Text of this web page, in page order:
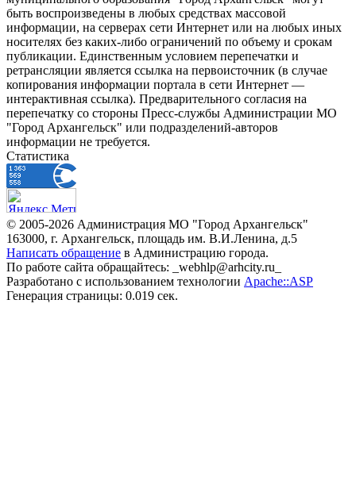
быть воспроизведены в любых средствах массовой
информации, на серверах сети Интернет или на любых иных
носителях без каких-либо ограничений по объему и срокам
публикации. Единственным условием перепечатки и
ретрансляции является ссылка на первоисточник (в случае
копирования информации портала в сети Интернет —
интерактивная ссылка). Предварительного согласия на
перепечатку со стороны Пресс-службы Администрации МО
"Город Архангельск" или подразделений-авторов
информации не требуется.
Статистика
© 2005-2026 Администрация МО "Город Архангельск"
163000, г. Архангельск, площадь им. В.И.Ленина, д.5
Написать обращение в Администрацию города.
По работе сайта обращайтесь: _webhlp@arhcity.ru_
Разработано с использованием технологии Apache::ASP
Генерация страницы: 0.019 сек.